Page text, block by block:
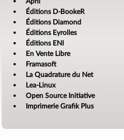
Éditions D-BookeR
Éditions Diamond
Éditions Eyrolles
Éditions ENI
En Vente Libre
Framasoft
La Quadrature du Net
Lea-Linux
Open Source Initiative
Imprimerie Grafik Plus